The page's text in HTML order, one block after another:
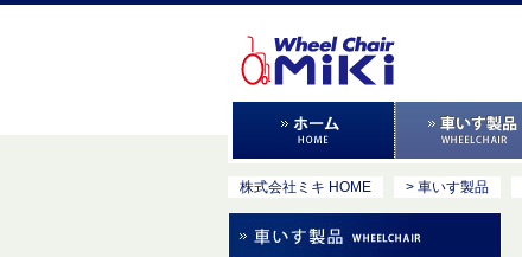
株式会社ミキ HOME > 車いす製品